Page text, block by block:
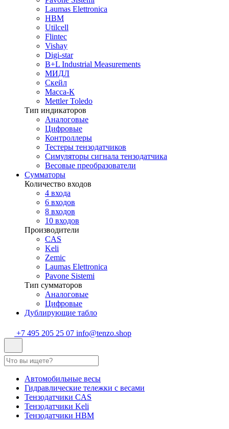
Laumas Elettronica
HBM
Utilcell
Flintec
Vishay
Digi-star
B+L Industrial Measurements
МИДЛ
Скейл
Масса-К
Mettler Toledo
Тип индикаторов
Аналоговые
Цифровые
Контроллеры
Тестеры тензодатчиков
Симуляторы сигнала тензодатчика
Весовые преобразователи
Сумматоры
Количество входов
4 входа
6 входов
8 входов
10 входов
Производители
CAS
Keli
Zemic
Laumas Elettronica
Pavone Sistemi
Тип сумматоров
Аналоговые
Цифровые
Дублирующие табло
+7 495 205 25 07 info@tenzo.shop
Автомобильные весы
Гидравлические тележки с весами
Тензодатчики CAS
Тензодатчики Keli
Тензодатчики HBM